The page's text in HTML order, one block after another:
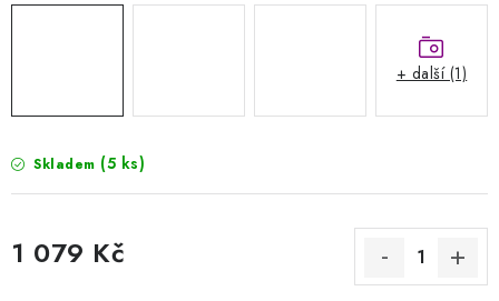
Skladem (5 ks)
1 079 Kč
+ další (1)